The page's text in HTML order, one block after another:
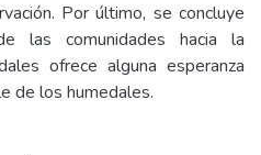
Por último, se concluye
las comunidades hacia la
ofrece alguna esperanza
de los humedales.